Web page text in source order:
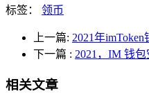
标签： 领币
上一篇: 2021年
下一篇 : 2021，IM 钱
相关文章